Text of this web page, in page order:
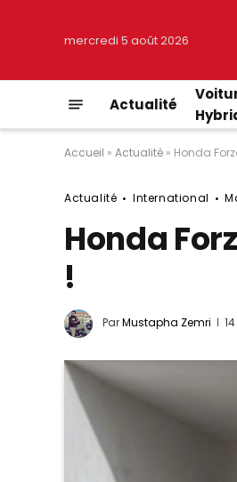
mercredi 5 août 2026
Actualité
Accueil » Actualité » Honda
Actualité International
Honda
!
ParMustapha Zemri